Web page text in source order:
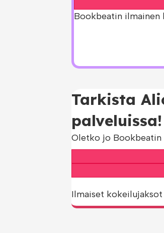
Bookbeatin ilmainen
Tarkista
palveluissa!
Oletko jo Bookbeatin
Ilmaiset kokeilujaksot